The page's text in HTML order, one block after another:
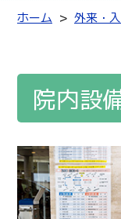
ホーム 外来・
院内設